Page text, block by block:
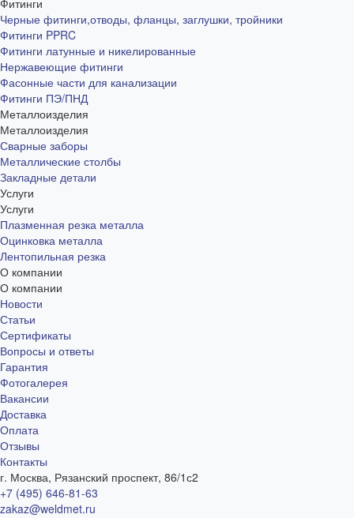
Фитинги
Черные фитинги,отводы, фланцы, заглушки, тройники
Фитинги PPRC
Фитинги латунные и никелированные
Нержавеющие фитинги
Фасонные части для канализации
Фитинги ПЭ/ПНД
Металлоизделия
Металлоизделия
Сварные заборы
Металлические столбы
Закладные детали
Услуги
Услуги
Плазменная резка металла
Оцинковка металла
Лентопильная резка
О компании
О компании
Новости
Статьи
Сертификаты
Вопросы и ответы
Гарантия
Фотогалерея
Вакансии
Доставка
Оплата
Отзывы
Контакты
г. Москва, Рязанский проспект, 86/1с2
+7 (495) 646-81-63
zakaz@weldmet.ru